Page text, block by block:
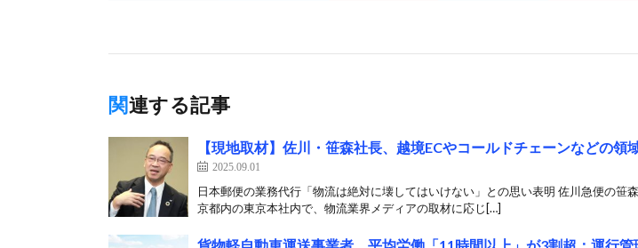
関連する記事
【現地取材】佐川・笹森社長、越境ECやコールドチェーンなどの領
2025.09.01
日本郵便の業務代行「物流は絶対に壊してはいけない」との思い表明 佐川急便の笹
京都内の東京本社内で、物流業界メディアの取材に応じ[…]